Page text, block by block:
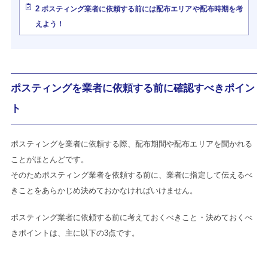
2ポスティング業者に依頼する前には配布エリアや配布時期を考
えよう！
ポスティングを業者に依頼する前に確認すべきポイン
ト
ポスティングを業者に依頼する際、配布期間や配布エリアを聞かれる
ことがほとんどです。
そのためポスティング業者を依頼する前に、業者に指定して伝えるべ
きことをあらかじめ決めておかなければいけません。
ポスティング業者に依頼する前に考えておくべきこと・決めておくべ
きポイントは、主に以下の3点です。